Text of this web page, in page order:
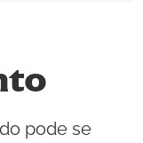
pode se